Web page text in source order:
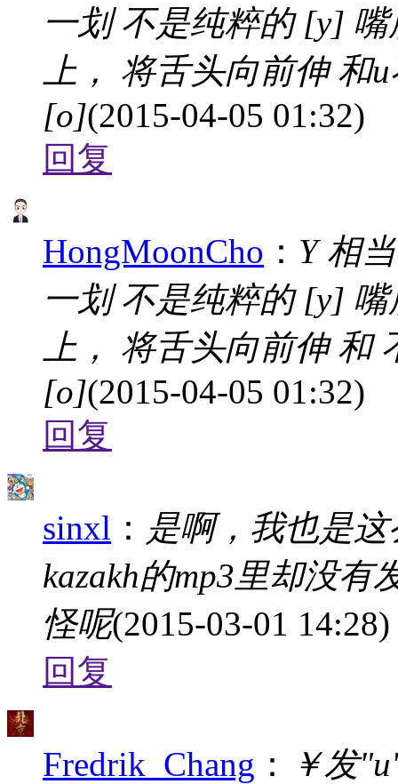
一划 不是纯粹的 [y]
上， 将舌头向前伸 和
[o](2015-04-05 01:32)
回复
HongMoonCho ： Y 相
一划 不是纯粹的 [y]
上， 将舌头向前伸 和
[o](2015-04-05 01:32)
回复
sinxl ： 是啊，我也是
kazakh的mp3里却没
怪呢(2015-03-01 14:28)
回复
Fredrik_Chang ：
￥发